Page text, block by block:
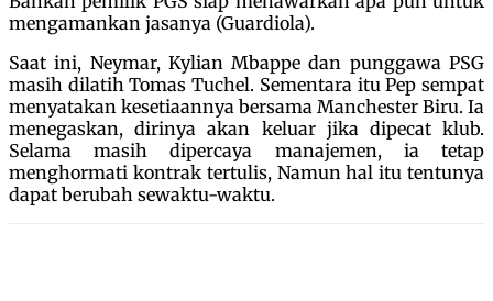
mengamankan jasanya (Guardiola).
Saat ini, Neymar, Kylian Mbappe dan punggawa PSG
masih dilatih Tomas Tuchel. Sementara itu Pep sempat
menyatakan kesetiaannya bersama Manchester Biru. Ia
menegaskan, dirinya akan keluar jika dipecat klub.
Selama masih dipercaya manajemen, ia tetap
menghormati kontrak tertulis, Namun hal itu tentunya
dapat berubah sewaktu-waktu.